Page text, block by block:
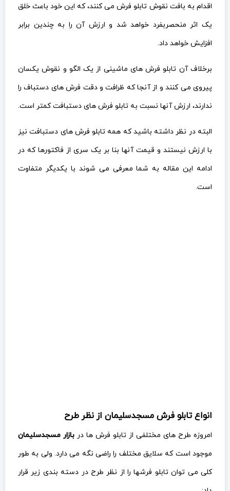
اقدام به بافت نقوش تابلو فرش می کنند، که این خود باعث خلق
یک اثر منحصربفرد خواهد شد و ارزش آن را به چندین برابر
افزایش خواهد داد.
برخلاف آن تابلو فرش های ماشینی از یک الگو و نقوش یکسان
پیروی می کنند و از آنجا که ظرافت و دقت فرش های دستباف را
ندارند، ارزش آنها نسبت به تابلو فرش های دستبافت کمتر است.
البته در نظر داشته باشید که همه تابلو فرش های دستبافت نیز
با ارزش نیستند و قیمت آنها بنا بر یک سری از فاکتورها که در
ادامه این مقاله به شما معرفی می شوند با یکدیگر متفاوت
است.
انواع تابلو فرش مسجدسلیمان از نظر طرح
امروزه طرح های مختلفی از تابلو فرش ها در بازار مسجدسلیمان
موجود است که سلایق مختلف را راضی نگه می دارد. ولی به طور
کلی می توان تابلو فرشها را از نظر طرح در دسته بندی زیر قرار